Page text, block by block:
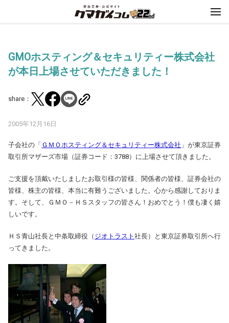
GMOホスティング＆セキュリティー株式会社
が本日上場させていただきました！
share：
2005年12月16日
子会社の「 ＧＭＯホスティング＆セキュリティー株式会社 」が東京証券
取引所マザーズ市場（証券コード：3788）に上場させて頂きました。
ご支援を頂戴いたしましたお取引様の皆様、関係者の皆様、証券会社の
皆様、株主の皆様、本当に有難うございました。心から感謝しておりま
す。そして、ＧＭＯ－ＨＳスタッフの皆さん！おめでとう！僕も凄く嬉
しいです。
ＨＳ青山社長と中条取締役（ ジオトラスト 社長）と東京証券取引所へ行
ってきました。